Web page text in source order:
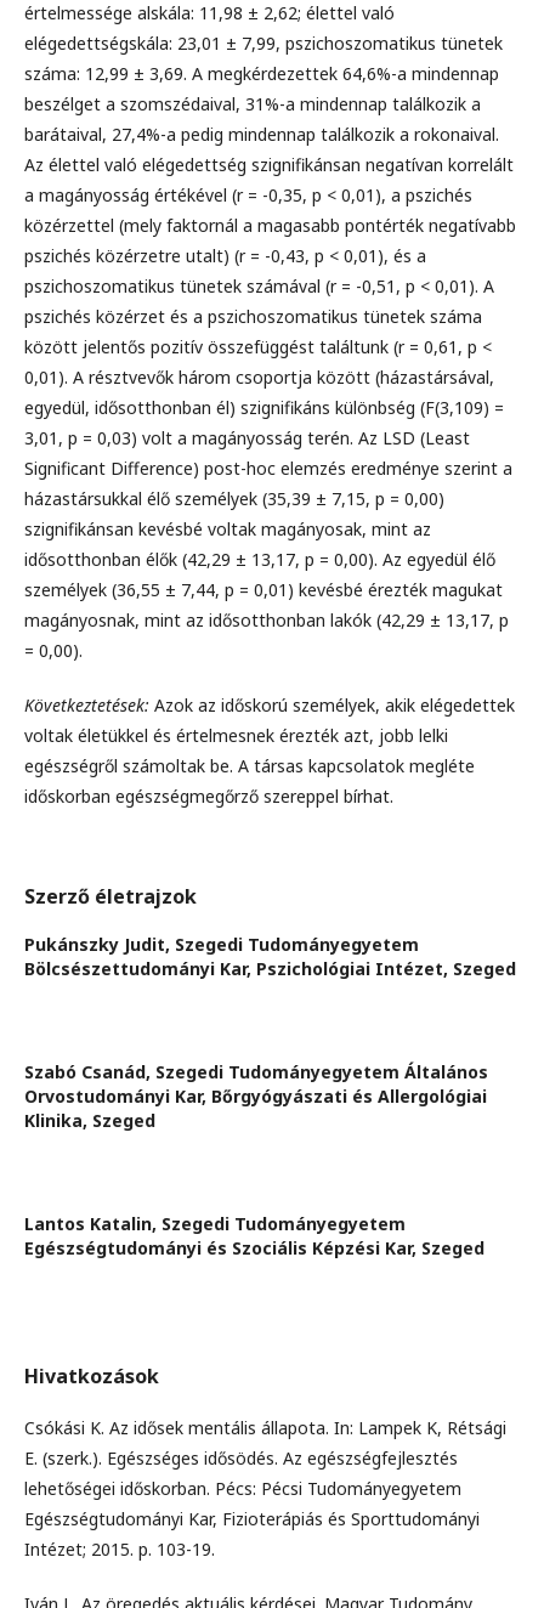
értelmessége alskála: 11,98 ± 2,62; élettel való
elégedettségskála: 23,01 ± 7,99, pszichoszomatikus tünetek
száma: 12,99 ± 3,69. A megkérdezettek 64,6%-a mindennap
beszélget a szomszédaival, 31%-a mindennap találkozik a
barátaival, 27,4%-a pedig mindennap találkozik a rokonaival.
Az élettel való elégedettség szignifikánsan negatívan korrelált
a magányosság értékével (r = -0,35, p < 0,01), a pszichés
közérzettel (mely faktornál a magasabb pontérték negatívabb
pszichés közérzetre utalt) (r = -0,43, p < 0,01), és a
pszichoszomatikus tünetek számával (r = -0,51, p < 0,01). A
pszichés közérzet és a pszichoszomatikus tünetek száma
között jelentős pozitív összefüggést találtunk (r = 0,61, p <
0,01). A résztvevők három csoportja között (házastársával,
egyedül, idősotthonban él) szignifikáns különbség (F(3,109) =
3,01, p = 0,03) volt a magányosság terén. Az LSD (Least
Significant Difference) post-hoc elemzés eredménye szerint a
házastársukkal élő személyek (35,39 ± 7,15, p = 0,00)
szignifikánsan kevésbé voltak magányosak, mint az
idősotthonban élők (42,29 ± 13,17, p = 0,00). Az egyedül élő
személyek (36,55 ± 7,44, p = 0,01) kevésbé érezték magukat
magányosnak, mint az idősotthonban lakók (42,29 ± 13,17, p
= 0,00).
Következtetések: Azok az időskorú személyek, akik elégedettek
voltak életükkel és értelmesnek érezték azt, jobb lelki
egészségről számoltak be. A társas kapcsolatok megléte
időskorban egészségmegőrző szereppel bírhat.
Szerző életrajzok
Pukánszky Judit, Szegedi Tudományegyetem
Bölcsészettudományi Kar, Pszichológiai Intézet, Szeged
Szabó Csanád, Szegedi Tudományegyetem Általános
Orvostudományi Kar, Bőrgyógyászati és Allergológiai
Klinika, Szeged
Lantos Katalin, Szegedi Tudományegyetem
Egészségtudományi és Szociális Képzési Kar, Szeged
Hivatkozások
Csókási K. Az idősek mentális állapota. In: Lampek K, Rétsági
E. (szerk.). Egészséges idősödés. Az egészségfejlesztés
lehetőségei időskorban. Pécs: Pécsi Tudományegyetem
Egészségtudományi Kar, Fizioterápiás és Sporttudományi
Intézet; 2015. p. 103-19.